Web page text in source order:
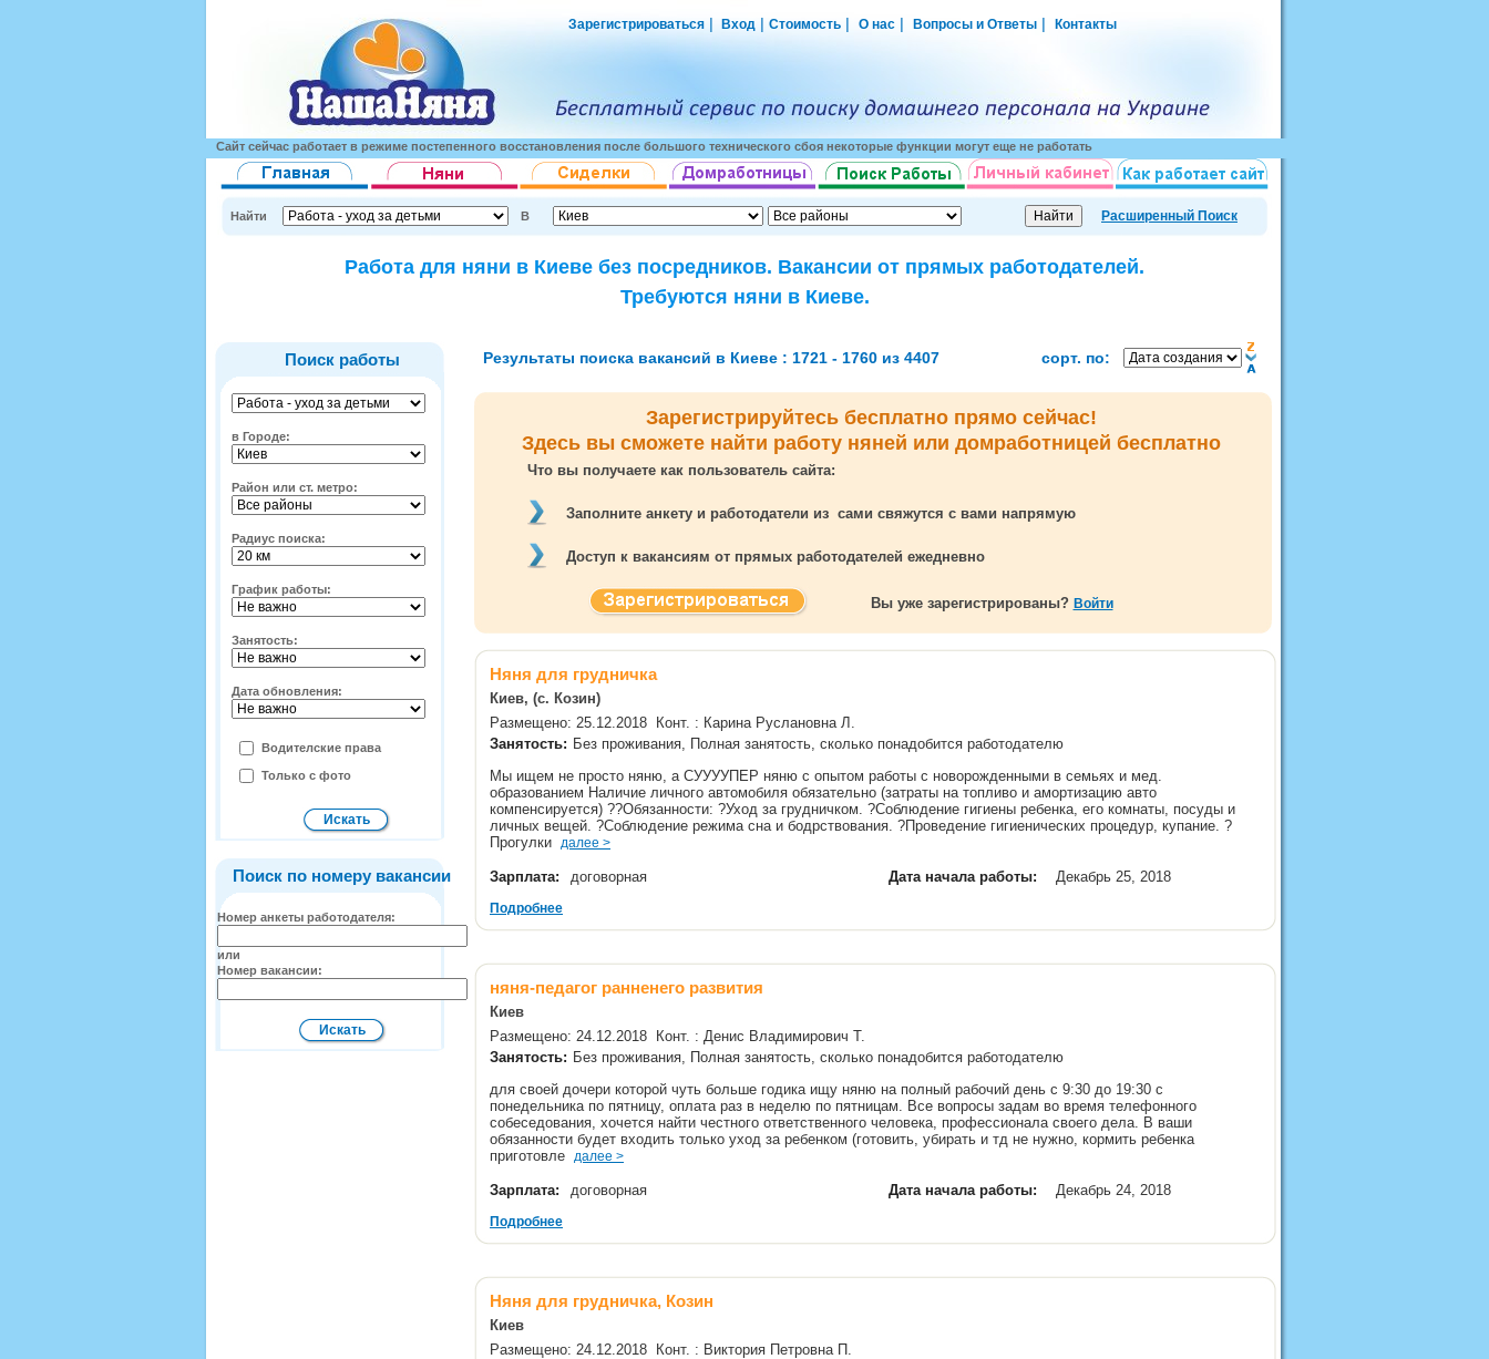
Зарегистрироваться Вход Стоимость О нас Вопросы и Ответы Контакты
Сайт сейчас работает в режиме постепенного восстановления после большого технического сбоя некоторые функции могут еще не работать
Найти В Расширенный Поиск
Работа для няни в Киеве без посредников. Вакансии от прямых работодателей.
Требуются няни в Киеве.
Поиск работы
в Городе:
Район или ст. метро:
Радиус поиска:
График работы:
Занятость:
Дата обновления:
Водителские права
Только с фото
Поиск по номеру вакансии
Номер анкеты работодателя:
или
Номер вакансии:
Результаты поиска вакансий в Киеве : 1721 - 1760 из 4407 сорт. по:
Зарегистрируйтесь бесплатно прямо сейчас!
Здесь вы сможете найти работу няней или домработницей бесплатно
Что вы получаете как пользователь сайта:
Заполните анкету и работодатели из сами свяжутся с вами напрямую
Доступ к вакансиям от прямых работодателей ежедневно
Вы уже зарегистрированы? Войти
Няня для грудничка
Киев, (с. Козин)
Размещено: 25.12.2018 Конт. : Карина Руслановна Л.
Занятость: Без проживания, Полная занятость, сколько понадобится работодателю
Мы ищем не просто няню, а СУУУУПЕР няню с опытом работы с новорожденными в семьях и мед.
образованием Наличие личного автомобиля обязательно (затраты на топливо и амортизацию авто
компенсируется) ??Обязанности: ?Уход за грудничком. ?Соблюдение гигиены ребенка, его комнаты, посуды и
личных вещей. ?Соблюдение режима сна и бодрствования. ?Проведение гигиенических процедур, купание. ?
Прогулки далее >
Зарплата: договорная Дата начала работы: Декабрь 25, 2018
Подробнее
няня-педагог ранненего развития
Киев
Размещено: 24.12.2018 Конт. : Денис Владимирович Т.
Занятость: Без проживания, Полная занятость, сколько понадобится работодателю
для своей дочери которой чуть больше годика ищу няню на полный рабочий день с 9:30 до 19:30 с
понедельника по пятницу, оплата раз в неделю по пятницам. Все вопросы задам во время телефонного
собеседования, хочется найти честного ответственного человека, профессионала своего дела. В ваши
обязанности будет входить только уход за ребенком (готовить, убирать и тд не нужно, кормить ребенка
приготовле далее >
Зарплата: договорная Дата начала работы: Декабрь 24, 2018
Подробнее
Няня для грудничка, Козин
Киев
Размещено: 24.12.2018 Конт. : Виктория Петровна П.